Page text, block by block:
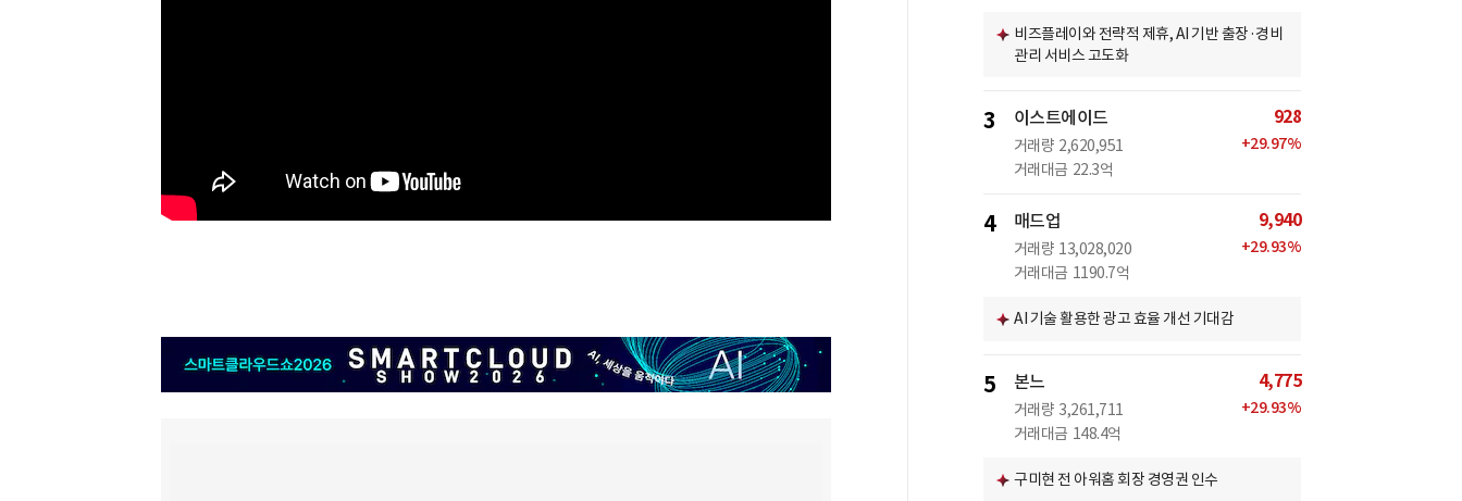
비즈플레이와 전략적 제휴, AI 기반 출장·경비
관리 서비스 고도화
3 이스트에이드
거래량 2,620,951
거래대금 22.3억
928
+29.97%
4 매드업
거래량 13,028,020
거래대금 1190.7억
9,940
+29.93%
AI 기술 활용한 광고 효율 개선 기대감
5 본느
거래량 3,261,711
거래대금 148.4억
4,775
+29.93%
구미현 전 아워홈 회장 경영권 인수